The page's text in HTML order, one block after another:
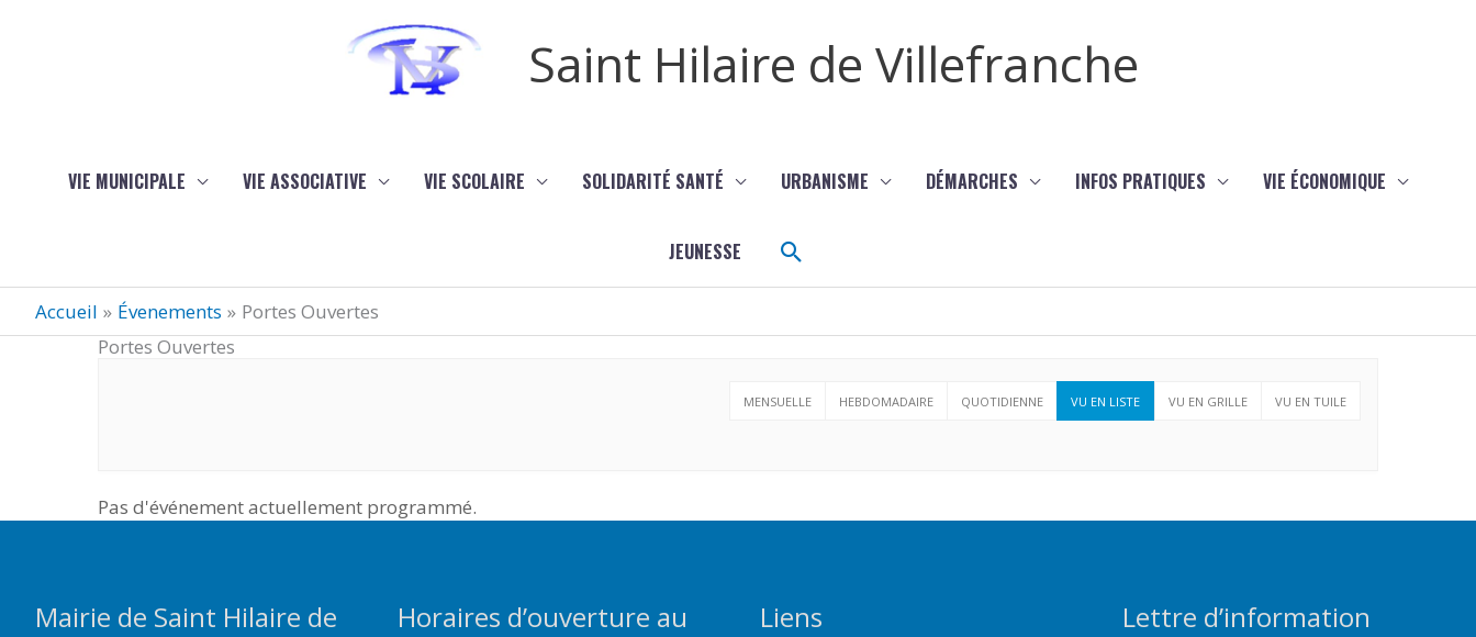
Saint Hilaire de Villefranche
VIE MUNICIPALE VIE ASSOCIATIVE VIE SCOLAIRE SOLIDARITÉ SANTÉ URBANISME DÉMARCHES INFOS PRATIQUES VIE ÉCONOMIQUE
JEUNESSE Rechercher
Accueil Évenements
Portes Ouvertes
Portes Ouvertes
MENSUELLE HEBDOMADAIRE QUOTIDIENNE VU EN LISTE VU EN GRILLE VU EN TUILE
Pas d'événement actuellement programmé.
Mairie de Saint Hilaire de
Horaires d’ouverture au
Liens Lettre d’information